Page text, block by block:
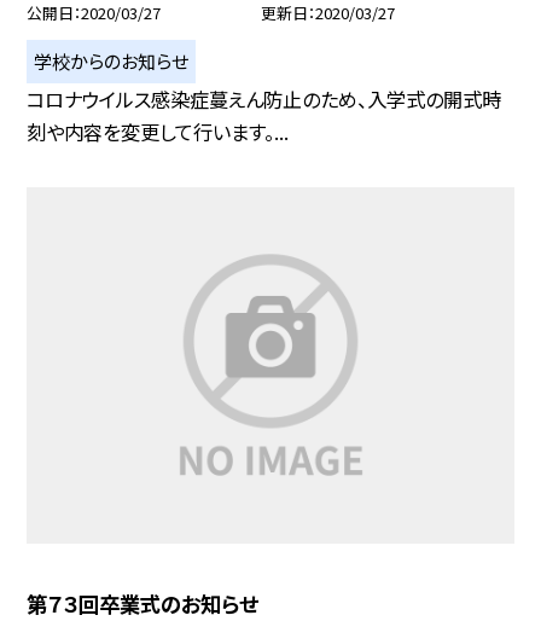
公開日 2020/03/27 更新日 2020/03/27
学校からのお知らせ
コロナウイルス感染症蔓えん防止のため、入学式の開式時
刻や内容を変更して行います。...
第７３回卒業式のお知らせ